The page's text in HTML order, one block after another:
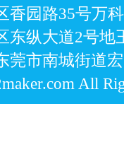
香园路35号万
东纵大道2号地
莞市南城街道
All